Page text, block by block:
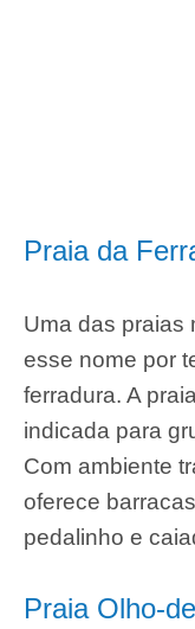
Praia da
Uma das praias
esse nome por
ferradura. A
indicada para
Com ambiente
oferece
pedalinho e
Praia Olho-